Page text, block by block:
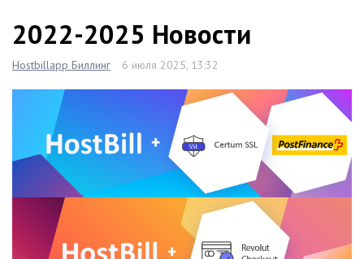
2022-2025 Новости
Hostbillapp Биллинг 6 июля 2025, 13:32